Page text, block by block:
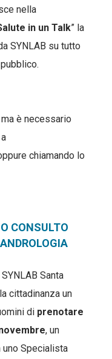
nella
in un Talk” la
SYNLAB su tutto
ma è necessario
chiamando lo
CONSULTO
Santa
cittadinanza un
di prenotare
, un
uno Specialista